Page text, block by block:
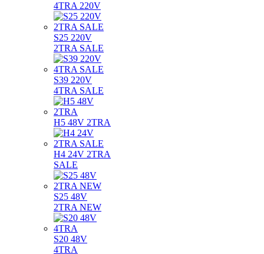
4TRA 220V
S25 220V
2TRA SALE
S39 220V
4TRA SALE
H5 48V 2TRA
H4 24V 2TRA
SALE
S25 48V
2TRA NEW
S20 48V
4TRA